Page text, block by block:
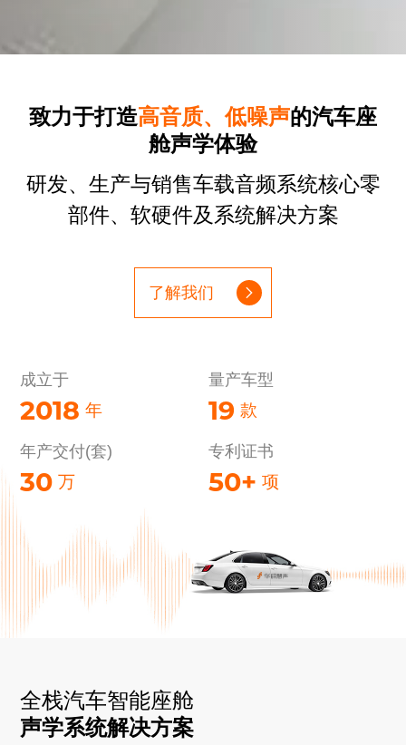
致力于打造高音质、低噪声的汽车座
舱声学体验
研发、生产与销售车载音频系统核心零
部件、软硬件及系统解决方案
了解我们
成立于
2018 年
量产车型
19 款
年产交付(套)
30 万
专利证书
50+ 项
全栈汽车智能座舱
声学系统解决方案